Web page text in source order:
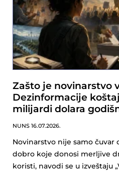
Zašto je novinarstvo
Dezinformacije
milijardi dolara
NUNS 16.07.2026.
Novinarstvo nije samo čuvar
dobro koje donosi merljive
koristi, navodi se u izveštaju